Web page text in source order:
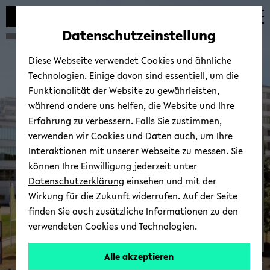
Automatische
vermeiden
zum
wechseln
zum
wechseln
zum
wechseln
BCHC
© Uni­ver­si­tät Bie­le­feld
Datenschutzeinstellung
Diese Webseite verwendet Cookies und ähnliche
Technologien. Einige davon sind essentiell, um die
Funktionalität der Website zu gewährleisten,
während andere uns helfen, die Website und Ihre
Erfahrung zu verbessern. Falls Sie zustimmen,
verwenden wir Cookies und Daten auch, um Ihre
Interaktionen mit unserer Webseite zu messen. Sie
können Ihre Einwilligung jederzeit unter
Datenschutzerklärung einsehen und mit der
Wirkung für die Zukunft widerrufen. Auf der Seite
finden Sie auch zusätzliche Informationen zu den
verwendeten Cookies und Technologien.
Alle akzeptieren